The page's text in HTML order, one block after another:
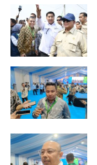
6
2
.
7
1
0
K
R
S